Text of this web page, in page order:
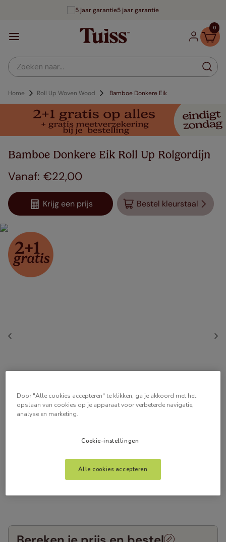
5 jaar garantie
0
Zoeken naar...
Home Roll Up Woven Wood Bamboe Donkere Eik
Bamboe Donkere Eik Roll Up Rolgordijn
€22,00
Krijg een prijs Bestel kleurstaal
Door "Alle cookies accepteren" te klikken, ga je akkoord met het
opslaan van cookies op je apparaat voor verbeterde navigatie,
analyse en marketing.
Cookie-instellingen
Alle cookies accepteren